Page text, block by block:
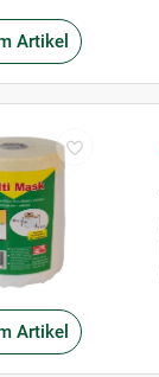
Artikel
Artikel